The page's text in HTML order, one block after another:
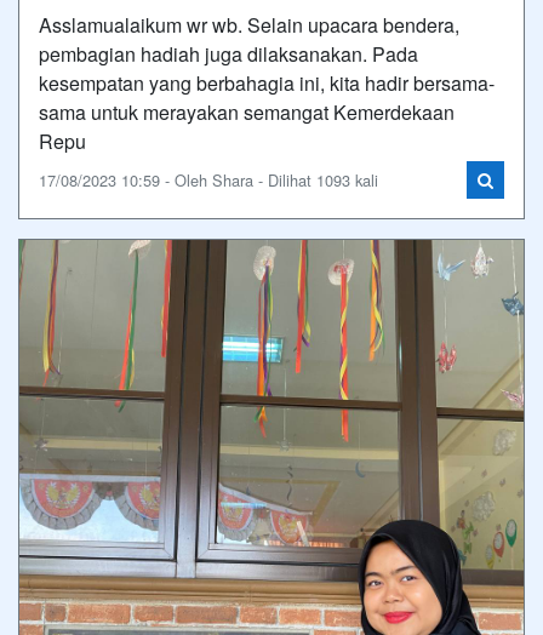
Asslamualaikum wr wb. Selain upacara bendera,
pembagian hadiah juga dilaksanakan. Pada
kesempatan yang berbahagia ini, kita hadir bersama-
sama untuk merayakan semangat Kemerdekaan
Repu
17/08/2023 10:59 - Oleh Shara - Dilihat 1093 kali